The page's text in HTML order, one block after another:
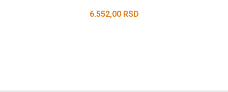
6.552,00 RSD